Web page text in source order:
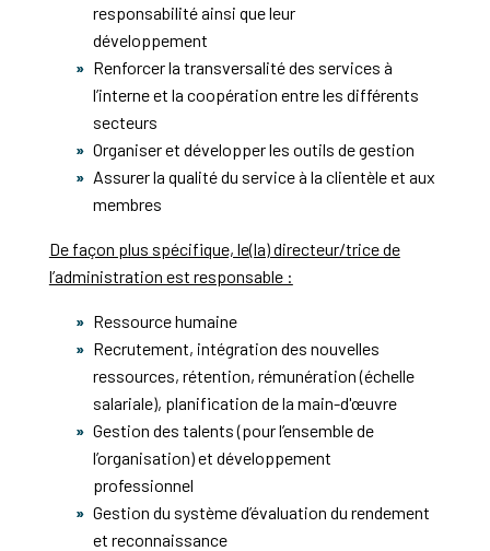
responsabilité ainsi que leur
développement
Renforcer la transversalité des services à
l’interne et la coopération entre les différents
secteurs
Organiser et développer les outils de gestion
Assurer la qualité du service à la clientèle et aux
membres
De façon plus spécifique, le(la) directeur/trice de
l’administration est responsable :
Ressource humaine
Recrutement, intégration des nouvelles
ressources, rétention, rémunération (échelle
salariale), planification de la main-d'œuvre
Gestion des talents (pour l’ensemble de
l’organisation) et développement
professionnel
Gestion du système d’évaluation du rendement
et reconnaissance